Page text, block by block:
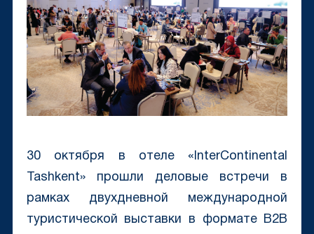
30 октября в отеле «InterContinental
Tashkent» прошли деловые встречи в
рамках двухдневной международной
туристической выставки в формате B2B